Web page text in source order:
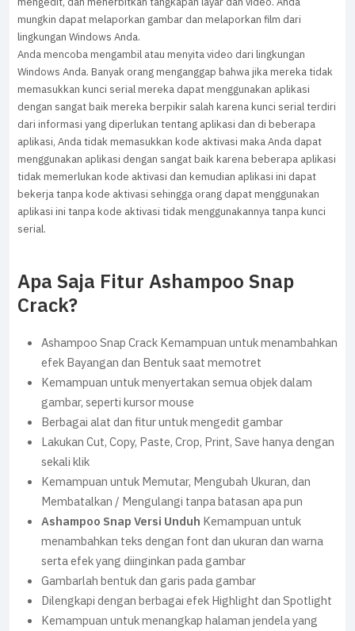
mungkin dapat melaporkan gambar dan melaporkan film dari
lingkungan Windows Anda.
Anda mencoba mengambil atau menyita video dari lingkungan
Windows Anda. Banyak orang menganggap bahwa jika mereka tidak
memasukkan kunci serial mereka dapat menggunakan aplikasi
dengan sangat baik mereka berpikir salah karena kunci serial terdiri
dari informasi yang diperlukan tentang aplikasi dan di beberapa
aplikasi, Anda tidak memasukkan kode aktivasi maka Anda dapat
menggunakan aplikasi dengan sangat baik karena beberapa aplikasi
tidak memerlukan kode aktivasi dan kemudian aplikasi ini dapat
bekerja tanpa kode aktivasi sehingga orang dapat menggunakan
aplikasi ini tanpa kode aktivasi tidak menggunakannya tanpa kunci
serial.
Apa Saja Fitur Ashampoo Snap
Crack?
Ashampoo Snap Crack Kemampuan untuk menambahkan
efek Bayangan dan Bentuk saat memotret
Kemampuan untuk menyertakan semua objek dalam
gambar, seperti kursor mouse
Berbagai alat dan fitur untuk mengedit gambar
Lakukan Cut, Copy, Paste, Crop, Print, Save hanya dengan
sekali klik
Kemampuan untuk Memutar, Mengubah Ukuran, dan
Membatalkan / Mengulangi tanpa batasan apa pun
Ashampoo Snap Versi Unduh Kemampuan untuk
menambahkan teks dengan font dan ukuran dan warna
serta efek yang diinginkan pada gambar
Gambarlah bentuk dan garis pada gambar
Dilengkapi dengan berbagai efek Highlight dan Spotlight
Kemampuan untuk menangkap halaman jendela yang